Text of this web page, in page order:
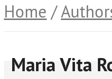
Home /
Maria Vita